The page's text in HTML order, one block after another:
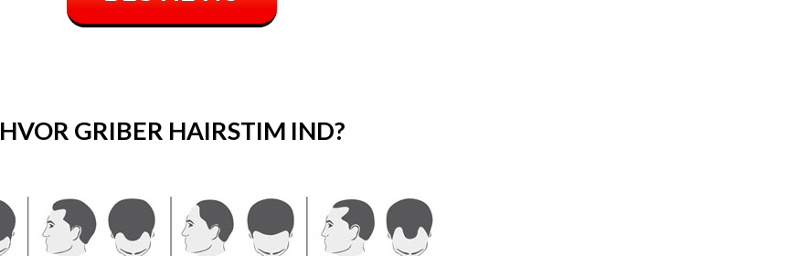
HVOR GRIBER HAIRSTIM IND?